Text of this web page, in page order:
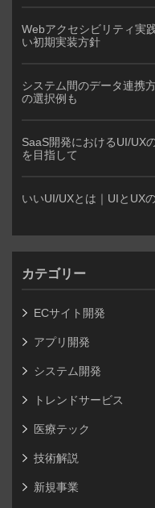
Webアクセシビリティ実
い初期実装方針
システム間のデータ連携
の選択例も
SaaS開発におけるUI/UX
を目指して
いいUI/UXとは｜UIとUX
カテゴリー
ECサイト開発
アプリ開発
システム開発
トレンドサービス
医療テック
技術解説
新規事業